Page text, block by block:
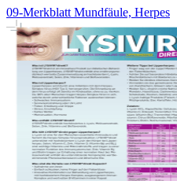
09-Merkblatt Mundfäule, Herpes